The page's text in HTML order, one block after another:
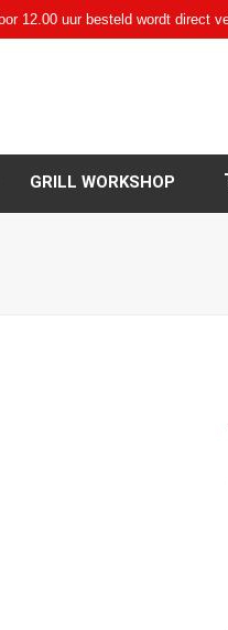
12.00 uur besteld wordt direct
GRILL WORKSHOP